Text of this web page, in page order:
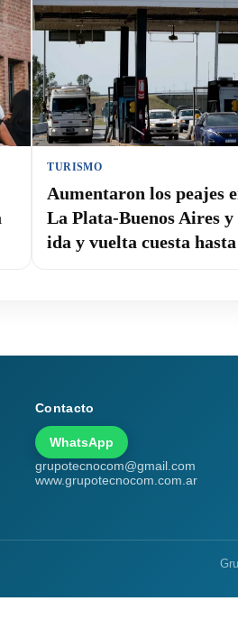
TURISMO
Aumentaron los peajes
La Plata-Buenos Aires
ida y vuelta cuesta hasta
Contacto
WhatsApp
grupotecnocom@gmail.com
www.grupotecnocom.com.ar